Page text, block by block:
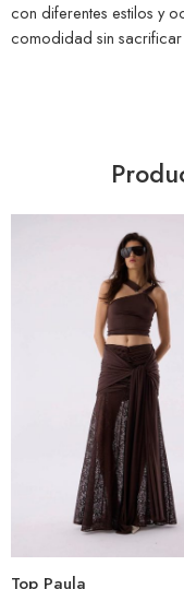
con diferentes estilos y
comodidad sin sacrificar
Top Paula